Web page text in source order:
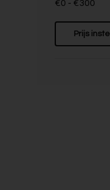
€0 - €300
Prijs